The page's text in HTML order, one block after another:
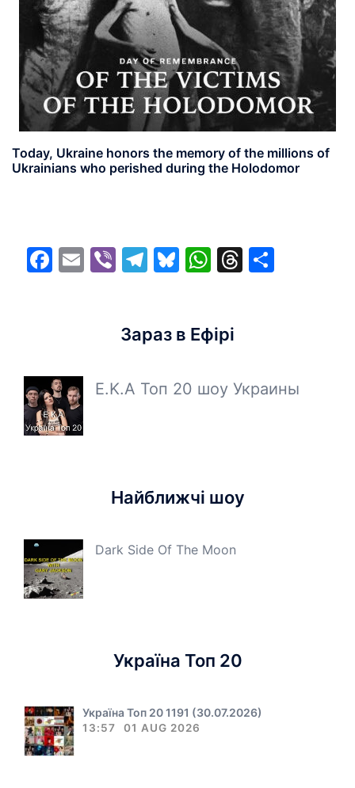
Today, Ukraine honors the memory of the millions of
Ukrainians who perished during the Holodomor
Facebook
EmailViberTelegram
Bluesky
WhatsApp
Threads
Зараз в Ефірі
E.K.A Топ 20 шоу Украины
Найближчі шоу
Dark Side Of The Moon
Україна Топ 20
Україна Топ 20 1191 (30.07.2026)
13:57 01 AUG 2026